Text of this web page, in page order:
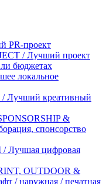
PR-проект
/ Лучший проект
бюджетах
локальное
/ Лучший креативный
&
спонсорство
Лучшая цифровая
OUTDOOR &
/ наружная / печатная